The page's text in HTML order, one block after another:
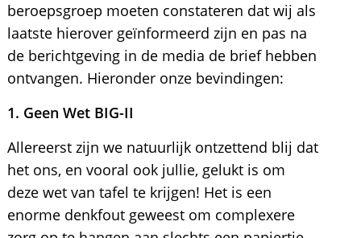
beroepsgroep moeten constateren dat wij als
laatste hierover geïnformeerd zijn en pas na
de berichtgeving in de media de brief hebben
ontvangen. Hieronder onze bevindingen:
1. Geen Wet BIG-II
Allereerst zijn we natuurlijk ontzettend blij dat
het ons, en vooral ook jullie, gelukt is om
deze wet van tafel te krijgen! Het is een
enorme denkfout geweest om complexere